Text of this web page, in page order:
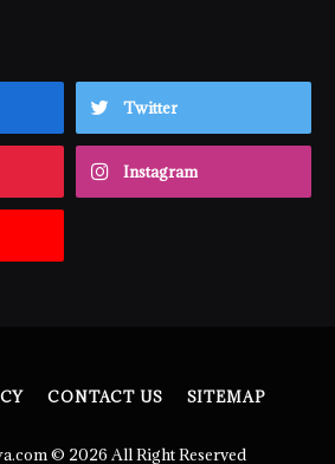
Twitter
Instagram
CONTACT US SITEMAP
© 2026 All Right Reserved